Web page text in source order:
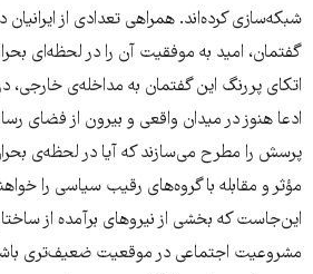
شبکه‌سازی کرده‌اند. همراهی تعدادی از
گفتمان، امید به موفقیت آن را در لحظه‌ای
اتکای پررنگ این گفتمان به مداخله‌ی خارجی،
ادعا هنوز در میدان واقعی و بیرون از فضای
پرسش را مطرح می‌سازند که آیا در لحظه‌ی
مؤثر و مقابله با گروه‌های رقیب سیاسی را
این‌جاست که بخشی از نیروهای برآمده از
مشروعیت اجتماعی در موقعیت ضعیف‌تری